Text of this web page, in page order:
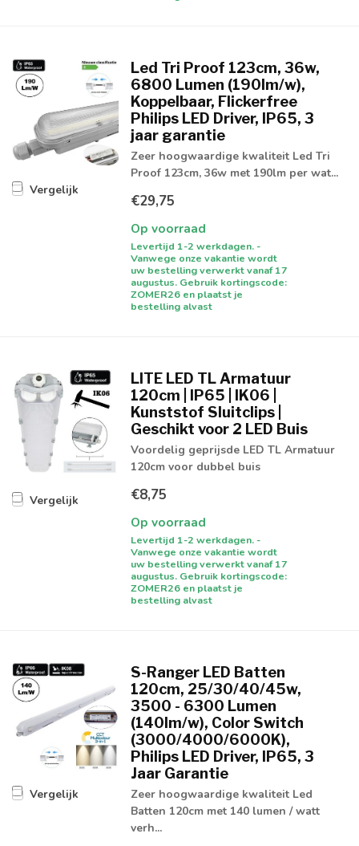
Vergelijk
Led Tri Proof 123cm, 36w,
6800 Lumen (190lm/w),
Koppelbaar, Flickerfree
Philips LED Driver, IP65, 3
jaar garantie
Zeer hoogwaardige kwaliteit Led Tri
Proof 123cm, 36w met 190lm per wat...
€29,75
Op voorraad
Levertijd 1-2 werkdagen. -
Vanwege onze vakantie wordt
uw bestelling verwerkt vanaf 17
augustus. Gebruik kortingscode:
ZOMER26 en plaatst je
bestelling alvast
Vergelijk
LITE LED TL Armatuur
120cm | IP65 | IK06 |
Kunststof Sluitclips |
Geschikt voor 2 LED Buis
Voordelig geprijsde LED TL Armatuur
120cm voor dubbel buis
€8,75
Op voorraad
Levertijd 1-2 werkdagen. -
Vanwege onze vakantie wordt
uw bestelling verwerkt vanaf 17
augustus. Gebruik kortingscode:
ZOMER26 en plaatst je
bestelling alvast
Vergelijk
S-Ranger LED Batten
120cm, 25/30/40/45w,
3500 - 6300 Lumen
(140lm/w), Color Switch
(3000/4000/6000K),
Philips LED Driver, IP65, 3
Jaar Garantie
Zeer hoogwaardige kwaliteit Led
Batten 120cm met 140 lumen / watt
verh...